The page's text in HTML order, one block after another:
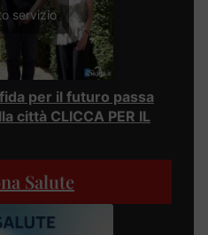
servizio
per il futuro passa
città CLICCA PER IL
Salute